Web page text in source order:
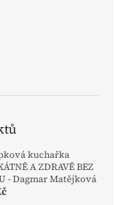
kuchařka
A ZDRAVĚ BEZ
- Dagmar Matějková